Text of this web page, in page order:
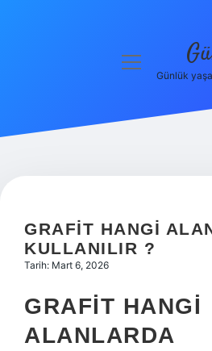
Hakkımızda
menüyü
Günlük
GRAFIT HANGI
KULLANILIR ?
Tarih: Mart 6, 2026
GRAFIT HANGI
ALANLARDA